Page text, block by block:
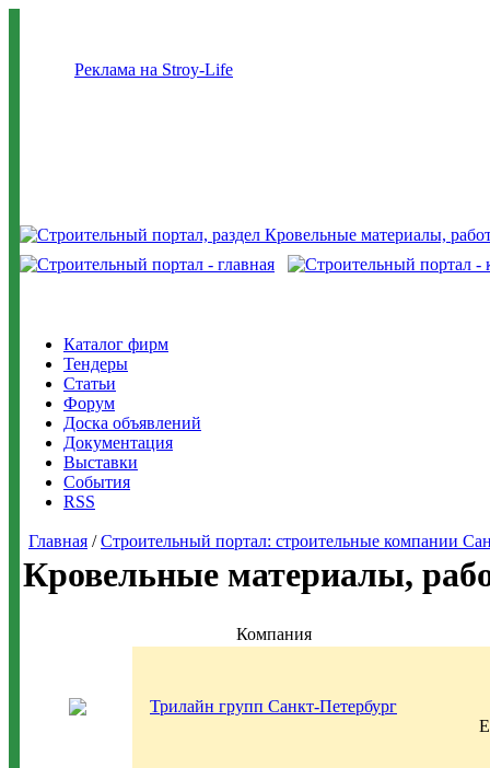
Реклама на Stroy-Life
Каталог фирм
Тендеры
Статьи
Форум
Доска объявлений
Документация
Выставки
События
RSS
Главная /Строительный портал: строительные компании
Кровельные материалы,
Компания
Трилайн групп Санкт-Петербург